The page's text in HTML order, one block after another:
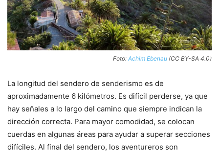
Foto: Achim Ebenau (CC BY-SA 4.0)
La longitud del sendero de senderismo es de
aproximadamente 6 kilómetros. Es difícil perderse, ya que
hay señales a lo largo del camino que siempre indican la
dirección correcta. Para mayor comodidad, se colocan
cuerdas en algunas áreas para ayudar a superar secciones
difíciles. Al final del sendero, los aventureros son